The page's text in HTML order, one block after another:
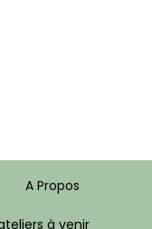
A Propos
à venir